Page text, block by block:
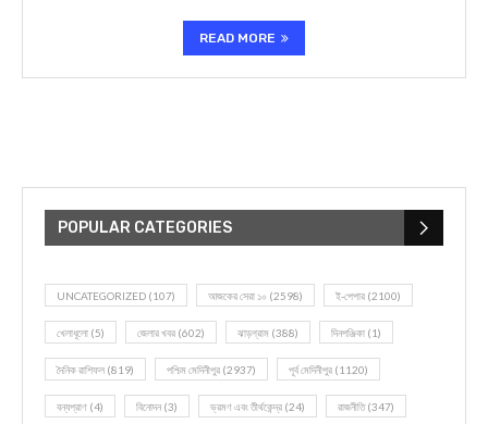
READ MORE
POPULAR CATEGORIES
UNCATEGORIZED (107) আজকের সেরা ১০ (2598) ই-পেপার (2100)
খেলাধূলো (5) জেলার খবর (602) ঝাড়গ্রাম (388) দিনপঞ্জিকা (1)
দৈনিক রাশিফল (819) পশ্চিম মেদিনীপুর (2937) পূর্ব মেদিনীপুর (1120)
বন্যপ্রাণ (4) বিনোদন(3) ভ্রমণ এবং তীর্থকেন্দ্র (24) রাজনীতি(347)